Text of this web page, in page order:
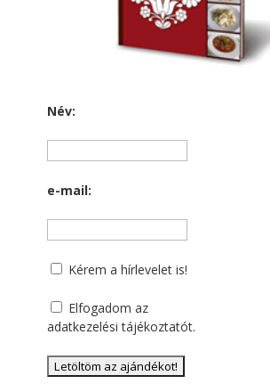
Név:
e-mail:
Kérem a hírlevelet is!
Elfogadom az
adatkezelési tájékoztatót.